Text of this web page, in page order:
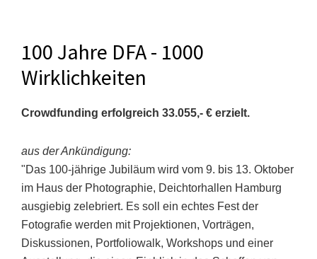
100 Jahre DFA - 1000
Wirklichkeiten
Crowdfunding erfolgreich 33.055,- € erzielt.
aus der Ankündigung:
"Das 100-jährige Jubiläum wird vom 9. bis 13. Oktober
im Haus der Photographie, Deichtorhallen Hamburg
ausgiebig zelebriert. Es soll ein echtes Fest der
Fotografie werden mit Projektionen, Vorträgen,
Diskussionen, Portfoliowalk, Workshops und einer